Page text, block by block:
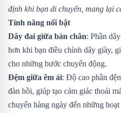
định khi bạn di chuyển, mang lại
Tính năng nổi bật
Dây đai giữa bàn chân: Phần
hơn khi bạn điều chỉnh dây giày,
cho những bước chuyển động.
Đệm giữa êm ái: Độ cao phần
đàn hồi, giúp tạo cảm giác thoải
chuyển hàng ngày đến những